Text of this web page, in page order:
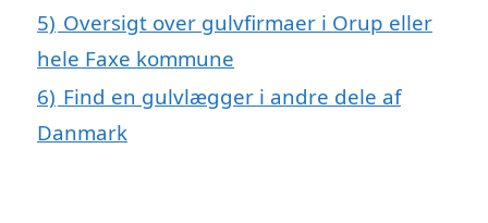
5) Oversigt over gulvfirmaer i Orup eller
hele Faxe kommune
6) Find en gulvlægger i andre dele af
Danmark